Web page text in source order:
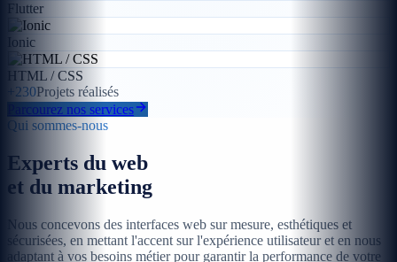
Flutter
Ionic
HTML / CSS
+230Projets réalisés
Parcourez nos services
Qui sommes-nous
Experts du web
et du marketing
Nous concevons des interfaces web sur mesure, esthétiques et
sécurisées, en mettant l'accent sur l'expérience utilisateur et en nous
adaptant à vos besoins métier pour garantir la performance de votre